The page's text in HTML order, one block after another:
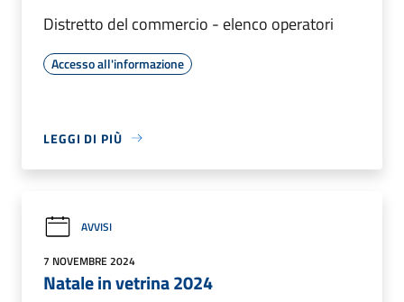
Distretto del commercio - elenco operatori
Accesso all'informazione
LEGGI DI PIÙ
AVVISI
7 NOVEMBRE 2024
Natale in vetrina 2024